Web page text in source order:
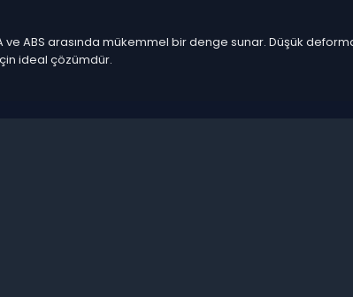
ve ABS arasında mükemmel bir denge sunar. Düşük
ideal çözümdür.